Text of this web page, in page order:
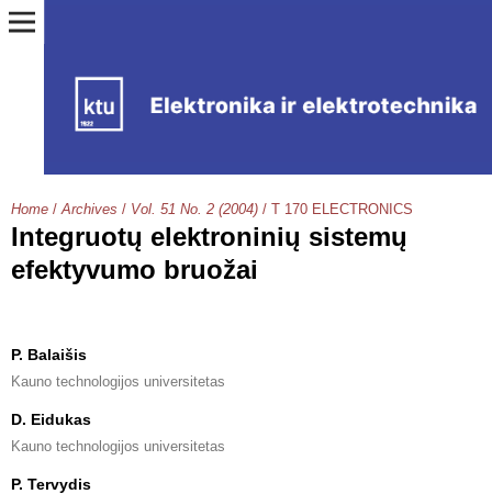
Home / Archives / Vol. 51 No. 2 (2004) / T 170 ELECTRONICS
Integruotų elektroninių sistemų
efektyvumo bruožai
P. Balaišis
Kauno technologijos universitetas
D. Eidukas
Kauno technologijos universitetas
P. Tervydis